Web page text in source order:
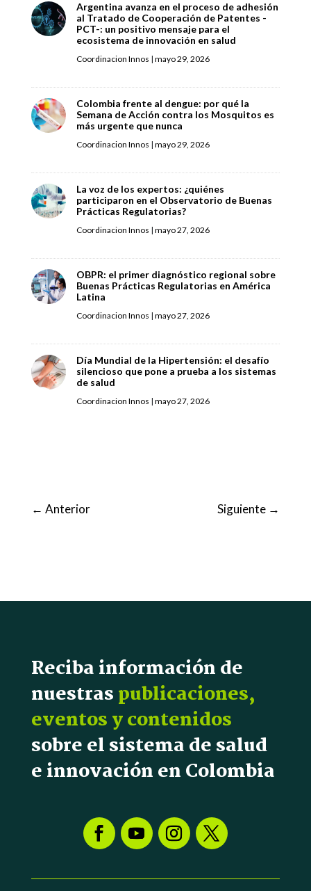
Argentina avanza en el proceso de adhesión
al Tratado de Cooperación de Patentes -
PCT-: un positivo mensaje para el
ecosistema de innovación en salud
Coordinacion Innos | mayo 29, 2026
Colombia frente al dengue: por qué la
Semana de Acción contra los Mosquitos es
más urgente que nunca
Coordinacion Innos | mayo 29, 2026
La voz de los expertos: ¿quiénes
participaron en el Observatorio de Buenas
Prácticas Regulatorias?
Coordinacion Innos | mayo 27, 2026
OBPR: el primer diagnóstico regional sobre
Buenas Prácticas Regulatorias en América
Latina
Coordinacion Innos | mayo 27, 2026
Día Mundial de la Hipertensión: el desafío
silencioso que pone a prueba a los sistemas
de salud
Coordinacion Innos | mayo 27, 2026
← Anterior Siguiente →
Reciba información de
nuestraspublicaciones,
eventos y contenidos
sobre el sistema de salud
e innovación en Colombia